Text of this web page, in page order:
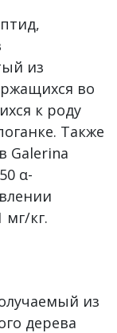
из
во
к роду
Также
Galerina
α-
мг/кг.
из
дерева